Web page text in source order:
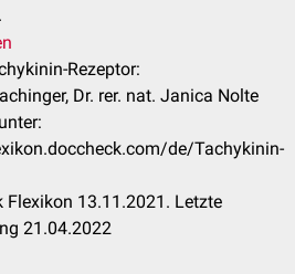
Rezeptor:
Dr. rer. nat. Janica Nolte
de/Tachykinin-
Flexikon 13.11.2021. Letzte
21.04.2022